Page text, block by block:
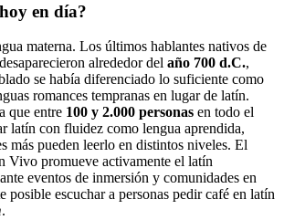
en día?
materna. Los últimos hablantes nativos de
alrededor del año 700 d.C.,
se había diferenciado lo suficiente como
romances tempranas en lugar de latín.
que entre 100 y 2.000 personas en todo el
latín con fluidez como lengua aprendida,
más pueden leerlo en distintos niveles. El
Vivo promueve activamente el latín
eventos de inmersión y comunidades en
escuchar a personas pedir café en latín
.